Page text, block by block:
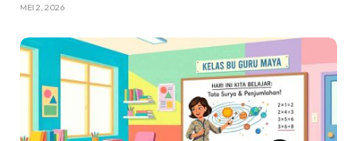
MEI 2, 2026